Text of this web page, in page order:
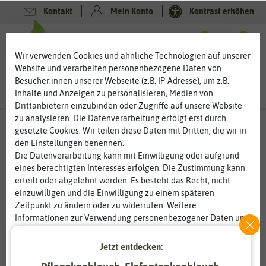
Kontakt Mein Konto Kontrast erhöhen
-20%
Wir verwenden Cookies und ähnliche Technologien auf unserer
Website und verarbeiten personenbezogene Daten von
Besucher:innen unserer Webseite (z.B. IP-Adresse), um z.B.
Inhalte und Anzeigen zu personalisieren, Medien von
Drittanbietern einzubinden oder Zugriffe auf unsere Website
zu analysieren. Die Datenverarbeitung erfolgt erst durch
gesetzte Cookies. Wir teilen diese Daten mit Dritten, die wir in
den Einstellungen benennen.
Die Datenverarbeitung kann mit Einwilligung oder aufgrund
eines berechtigten Interesses erfolgen. Die Zustimmung kann
erteilt oder abgelehnt werden. Es besteht das Recht, nicht
einzuwilligen und die Einwilligung zu einem späteren
Zeitpunkt zu ändern oder zu widerrufen. Weitere
Informationen zur Verwendung personenbezogener Daten und
Essenziell Statistik
Jetzt entdecken: